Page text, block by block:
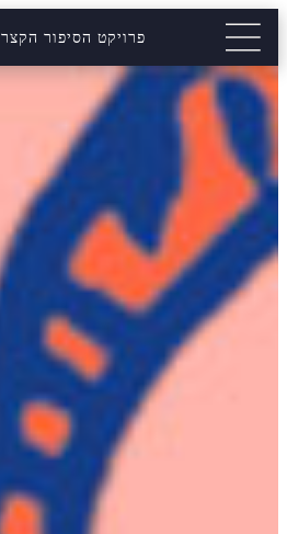
פרויקט הסיפור הקצר